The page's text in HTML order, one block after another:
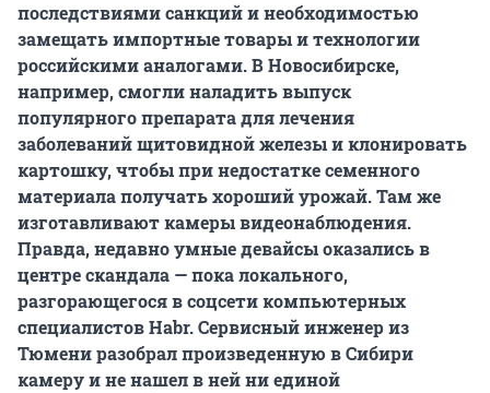
последствиями санкций и необходимостью
замещать импортные товары и технологии
российскими аналогами. В Новосибирске,
например, смогли наладить выпуск
популярного препарата для лечения
заболеваний щитовидной железы и клонировать
картошку, чтобы при недостатке семенного
материала получать хороший урожай. Там же
изготавливают камеры видеонаблюдения.
Правда, недавно умные девайсы оказались в
центре скандала — пока локального,
разгорающегося в соцсети компьютерных
специалистов Habr. Сервисный инженер из
Тюмени разобрал произведенную в Сибири
камеру и не нашел в ней ни единой